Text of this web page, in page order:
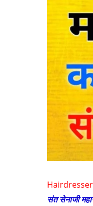
संत सेनाजी